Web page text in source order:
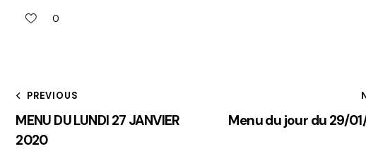
0
PREVIOUS
MENU DU LUNDI 27 JANVIER
2020
Menu du jour du 29/